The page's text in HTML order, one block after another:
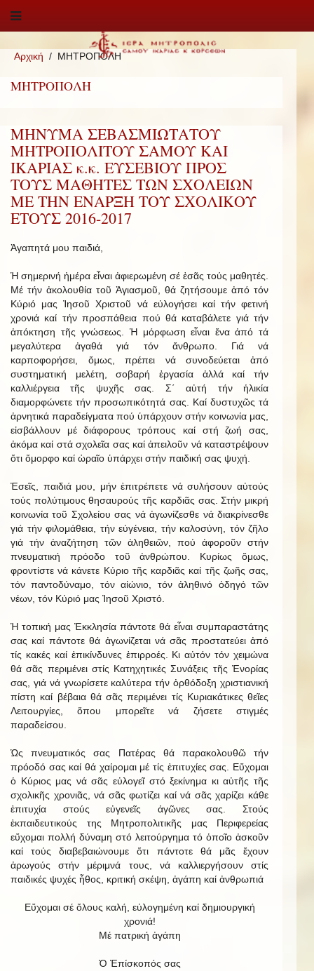
Αρχική ΜΗΤΡΟΠΟΛΗ
ΜΗΤΡΟΠΟΛΗ
ΜΗΝΥΜΑ ΣΕΒΑΣΜΙΩΤΑΤΟΥ
ΜΗΤΡΟΠΟΛΙΤΟΥ ΣΑΜΟΥ ΚΑΙ
ΙΚΑΡΙΑΣ κ.κ. ΕΥΣΕΒΙΟΥ ΠΡΟΣ
ΤΟΥΣ ΜΑΘΗΤΕΣ ΤΩΝ ΣΧΟΛΕΙΩΝ
ΜΕ ΤΗΝ ΕΝΑΡΞΗ ΤΟΥ ΣΧΟΛΙΚΟΥ
ΕΤΟΥΣ 2016-2017
Ἀγαπητά μου παιδιά,
Ἡ σημερινή ἡμέρα εἶναι ἀφιερωμένη σέ ἐσᾶς τούς μαθητές.
Μέ τήν ἀκολουθία τοῦ Ἁγιασμοῦ, θά ζητήσουμε ἀπό τόν
Κύριό μας Ἰησοῦ Χριστοῦ νά εὐλογήσει καί τήν φετινή
χρονιά καί τήν προσπάθεια πού θά καταβάλετε γιά τήν
ἀπόκτηση τῆς γνώσεως. Ἡ μόρφωση εἶναι ἕνα ἀπό τά
μεγαλύτερα ἀγαθά γιά τόν ἄνθρωπο. Γιά νά
καρποφορήσει, ὅμως, πρέπει νά συνοδεύεται ἀπό
συστηματική μελέτη, σοβαρή ἐργασία ἀλλά καί τήν
καλλιέργεια τῆς ψυχῆς σας. Σ΄ αὐτή τήν ἡλικία
διαμορφώνετε τήν προσωπικότητά σας. Καί δυστυχῶς τά
ἀρνητικά παραδείγματα πού ὑπάρχουν στήν κοινωνία μας,
εἰσβάλλουν μέ διάφορους τρόπους καί στή ζωή σας,
ἀκόμα καί στά σχολεῖα σας καί ἀπειλοῦν νά καταστρέψουν
ὅτι ὄμορφο καί ὡραῖο ὑπάρχει στήν παιδική σας ψυχή.
Ἐσεῖς, παιδιά μου, μήν ἐπιτρέπετε νά συλήσουν αὐτούς
τούς πολύτιμους θησαυρούς τῆς καρδιᾶς σας. Στήν μικρή
κοινωνία τοῦ Σχολείου σας νά ἀγωνίζεσθε νά διακρίνεσθε
γιά τήν φιλομάθεια, τήν εὐγένεια, τήν καλοσύνη, τόν ζῆλο
γιά τήν ἀναζήτηση τῶν ἀληθειῶν, πού ἀφοροῦν στήν
πνευματική πρόοδο τοῦ ἀνθρώπου. Κυρίως ὅμως,
φροντἰστε νά κάνετε Κύριο τῆς καρδιᾶς καί τῆς ζωῆς σας,
τόν παντοδύναμο, τόν αἰώνιο, τόν ἀληθινό ὁδηγό τῶν
νέων, τόν Κύριό μας Ἰησοῦ Χριστό.
Ἡ τοπική μας Ἐκκλησία πάντοτε θά εἶναι συμπαραστάτης
σας καί πάντοτε θά ἀγωνίζεται νά σᾶς προστατεύει ἀπό
τίς κακές καί ἐπικίνδυνες ἐπιρροές. Κι αὐτόν τόν χειμώνα
θά σᾶς περιμένει στίς Κατηχητικές Συνάξεις τῆς Ἐνορίας
σας, γιά νά γνωρίσετε καλύτερα τήν ὀρθόδοξη χριστιανική
πίστη καί βέβαια θά σᾶς περιμένει τίς Κυριακάτικες θεῖες
Λειτουργίες, ὅπου μπορεῖτε νά ζήσετε στιγμές
παραδείσου.
Ὡς πνευματικός σας Πατέρας θά παρακολουθῶ τήν
πρόοδό σας καί θά χαίρομαι μέ τίς ἐπιτυχίες σας. Εὔχομαι
ὁ Κύριος μας νά σᾶς εὐλογεῖ στό ξεκίνημα κι αὐτῆς τῆς
σχολικῆς χρονιᾶς, νά σᾶς φωτίζει καί νά σᾶς χαρίζει κάθε
ἐπιτυχία στούς εὐγενεῖς ἀγῶνες σας. Στούς
ἐκπαιδευτικούς της Μητροπολιτικῆς μας Περιφερείας
εὔχομαι πολλή δύναμη στό λειτούργημα τό ὁποῖο ἀσκοῦν
καί τούς διαβεβαιώνουμε ὅτι πάντοτε θά μᾶς ἔχουν
ἀρωγούς στήν μέριμνά τους, νά καλλιεργήσουν στίς
παιδικές ψυχές ἦθος, κριτική σκέψη, ἀγάπη καί ἀνθρωπιά
Εὔχομαι σέ ὅλους καλή, εὐλογημένη καί δημιουργική
χρονιά!
Μέ πατρική ἀγάπη
Ὁ Ἐπίσκοπός σας